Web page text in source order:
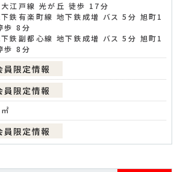
大江戸線 光が丘 徒歩 17分
鉄有楽町線 地下鉄成増 バス 5分 旭町1
歩 8分
鉄副都心線 地下鉄成増 バス 5分 旭町1
歩 8分